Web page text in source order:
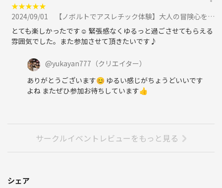
★★★★★
2024/09/01
【ノボルトでアスレチック体験】大人の冒険心をくすぐる特別イベント🌟に参加
とても楽しかったです☺︎ 緊張感なくゆるっと過ごさせてもらえる
雰囲気でした。また参加させて頂きたいです♪
@yukayan777 （クリエイター）
ありがとうございます😊 ゆるい感じがちょうどいいです
よね またぜひ参加お待ちしています👍
サークルイベントレビューをもっと見る
シェア